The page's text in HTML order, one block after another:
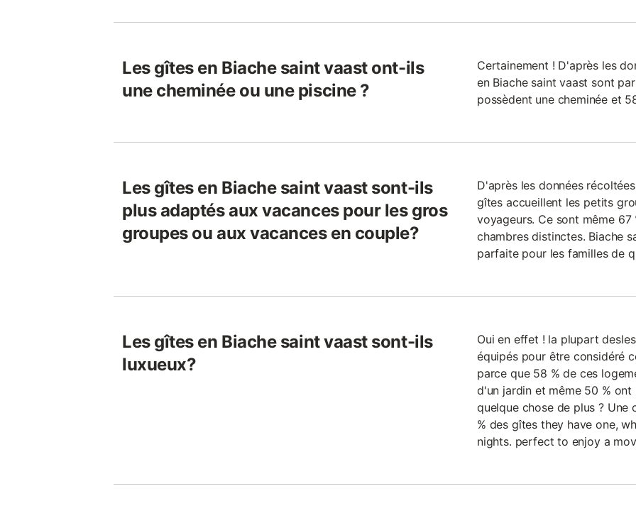
Les gîtes en Biache saint vaast ont-ils
une cheminée ou une piscine ?
Certainement ! D'après les
en Biache saint vaast sont
possèdent une cheminée et
Les gîtes en Biache saint vaast sont-ils
plus adaptés aux vacances pour les gros
groupes ou aux vacances en couple?
D'après les données
gîtes accueillent les petits
voyageurs. Ce sont même
chambres distinctes. Biache
parfaite pour les familles de
Les gîtes en Biache saint vaast sont-ils
luxueux?
Oui en effet ! la plupart
équipés pour être considéré
parce que 58 % de ces
d'un jardin et même 50 % ont
quelque chose de plus ? Une
% des gîtes they have one,
nights. perfect to enjoy a